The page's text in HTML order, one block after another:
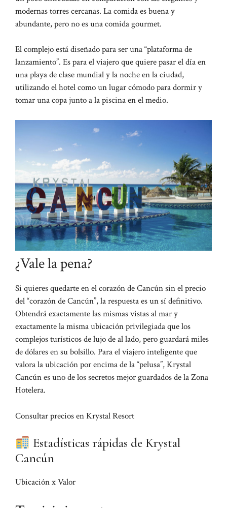
modernas torres cercanas. La comida es buena y
abundante, pero no es una comida gourmet.
El complejo está diseñado para ser una “plataforma de
lanzamiento”. Es para el viajero que quiere pasar el día en
una playa de clase mundial y la noche en la ciudad,
utilizando el hotel como un lugar cómodo para dormir y
tomar una copa junto a la piscina en el medio.
¿Vale la pena?
Si quieres quedarte en el corazón de Cancún sin el precio
del “corazón de Cancún”, la respuesta es un sí definitivo.
Obtendrá exactamente las mismas vistas al mar y
exactamente la misma ubicación privilegiada que los
complejos turísticos de lujo de al lado, pero guardará miles
de dólares en su bolsillo. Para el viajero inteligente que
valora la ubicación por encima de la “pelusa”, Krystal
Cancún es uno de los secretos mejor guardados de la Zona
Hotelera.
Consultar precios en Krystal Resort
Estadísticas rápidas de Krystal
Cancún
Ubicación x Valor